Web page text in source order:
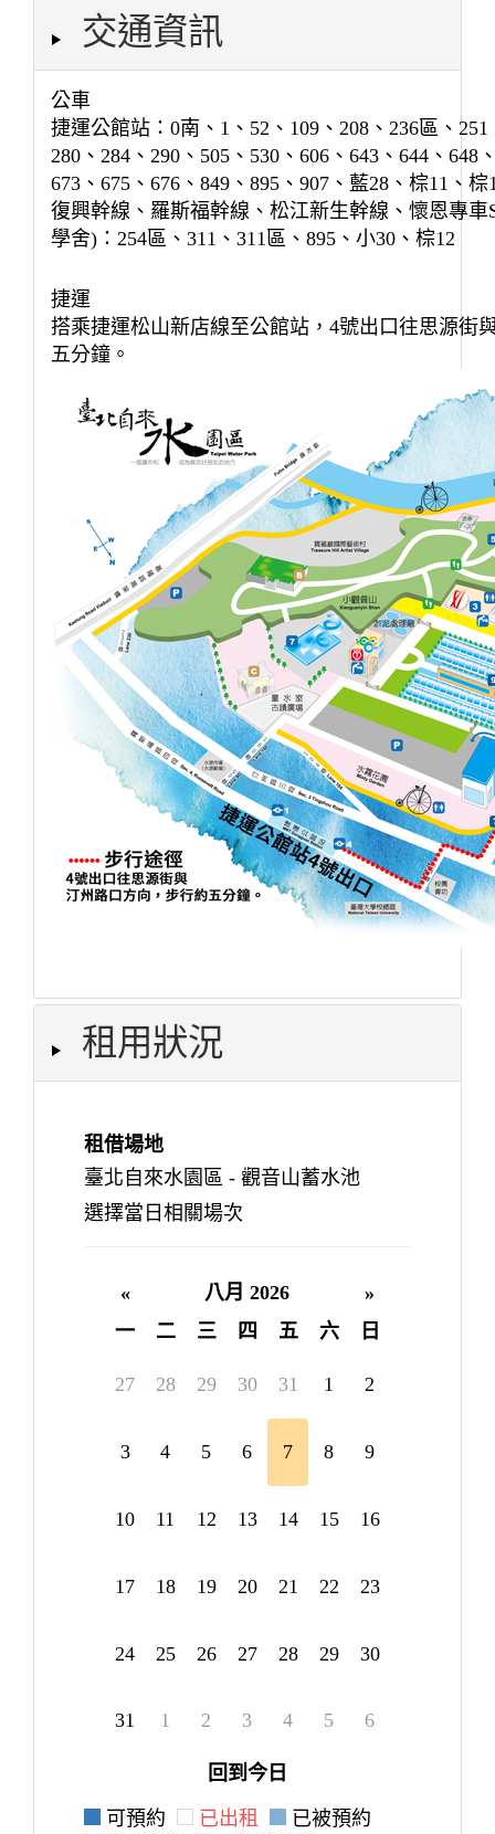
交通資訊
公車
捷運公館站：0南、1、52、109、208、236區、251
280、284、290、505、530、606、643、644、648
673、675、676、849、895、907、藍28、棕11、
復興幹線、羅斯福幹線、松江新生幹線、懷恩專車
學舍)：254區、311、311區、895、小30、棕12
捷運
搭乘捷運松山新店線至公館站，4號出口往思源街
五分鐘。
租用狀況
租借場地
臺北自來水園區 - 觀音山蓄水池
選擇當日相關場次
« 八月 2026
»
一
二 三 四 五 六 日
27 28 29 30 31 1 2
3 4 5 6 7 8 9
10 11 12 13 14 15 16
17 18 19 20 21 22 23
24 25 26 27 28 29 30
31 1 2 3 4 5 6
回到今日
可預約 已出租
已被預約